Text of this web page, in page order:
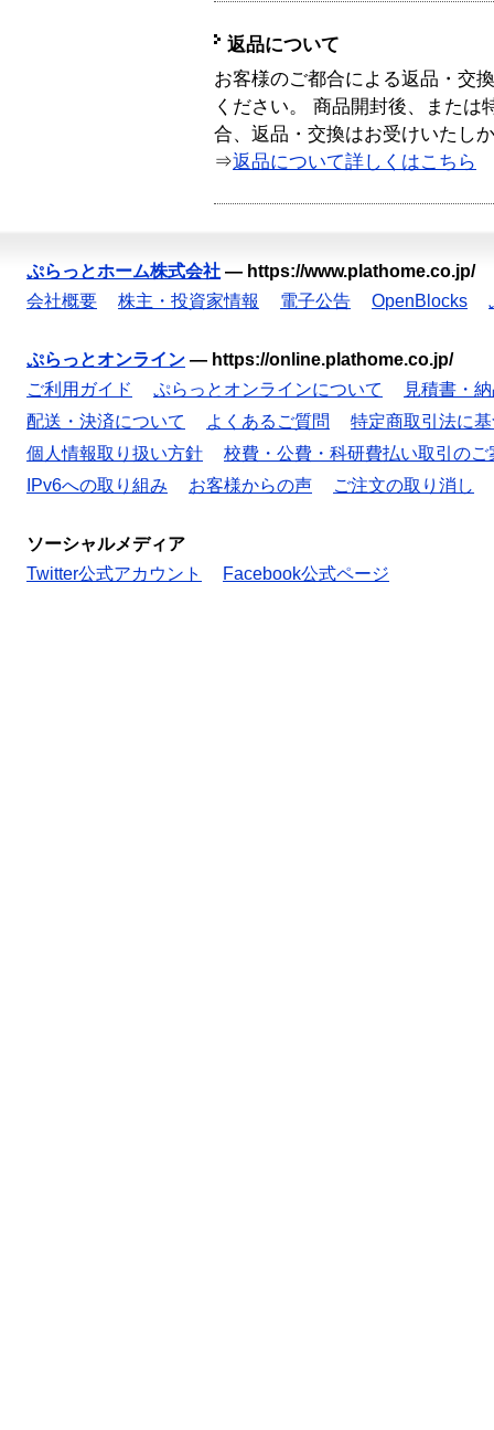
返品について
お客様のご都合による返品・交
ください。 商品開封後、または
合、返品・交換はお受けいたし
⇒返品について詳しくはこちら
ぷらっとホーム株式会社 — https://www.plathome.co.jp/
会社概要
株主・投資家情報 電子公告 OpenBlocks
ぷらっとオンライン — https://online.plathome.co.jp/
ご利用ガイド
ぷらっとオンラインについて
見積書・
配送・決済について
よくあるご質問
特定商取引法に
個人情報取り扱い方針
校費・公費・科研費払い取引のご
IPv6への取り組み
お客様からの声 ご注文の取り消し
ソーシャルメディア
Twitter公式アカウント
Facebook公式ページ